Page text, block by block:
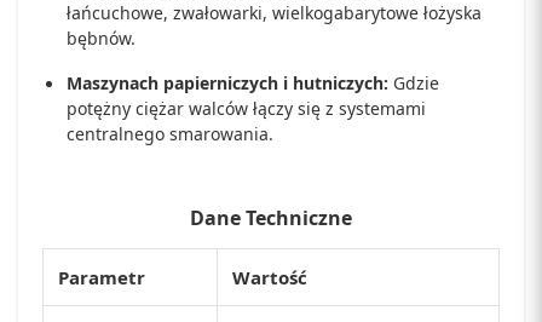
łańcuchowe, zwałowarki, wielkogabarytowe łożyska
bębnów.
Maszynach papierniczych i hutniczych: Gdzie
potężny ciężar walców łączy się z systemami
centralnego smarowania.
Dane Techniczne
Parametr Wartość